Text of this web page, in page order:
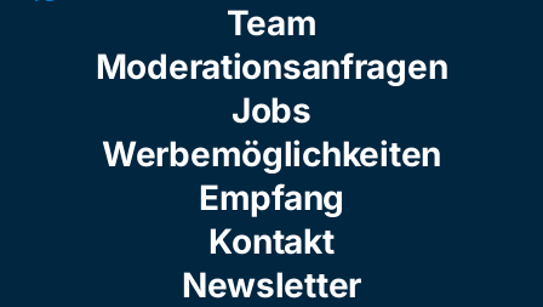
Team
Moderationsanfragen
Jobs
Werbemöglichkeiten
Empfang
Kontakt
Newsletter